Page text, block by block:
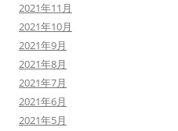
2021年11月
2021年10月
2021年9月
2021年8月
2021年7月
2021年6月
2021年5月